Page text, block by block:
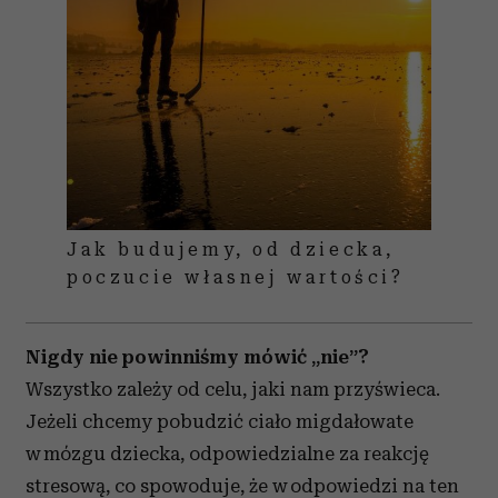
Jak budujemy, od dziecka,
poczucie własnej wartości?
Nigdy nie powinniśmy mówić „nie”?
Wszystko zależy od celu, jaki nam przyświeca.
Jeżeli chcemy pobudzić ciało migdałowate
w mózgu dziecka, odpowiedzialne za reakcję
stresową, co spowoduje, że w odpowiedzi na ten